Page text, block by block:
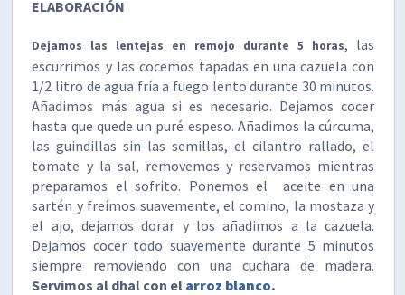
ELABORACIÓN
Dejamos las lentejas en remojo durante 5 horas, las
escurrimos y las cocemos tapadas en una cazuela con
1/2 litro de agua fría a fuego lento durante 30 minutos.
Añadimos más agua si es necesario. Dejamos cocer
hasta que quede un puré espeso. Añadimos la cúrcuma,
las guindillas sin las semillas, el cilantro rallado, el
tomate y la sal, removemos y reservamos mientras
preparamos el sofrito. Ponemos el aceite en una
sartén y freímos suavemente, el comino, la mostaza y
el ajo, dejamos dorar y los añadimos a la cazuela.
Dejamos cocer todo suavemente durante 5 minutos
siempre removiendo con una cuchara de madera.
Servimos al dhal con el arroz blanco.